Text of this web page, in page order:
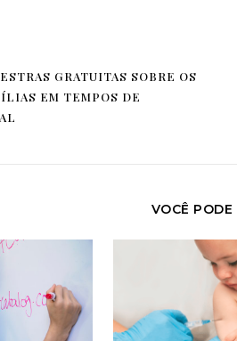
GRATUITAS SOBRE OS
EM TEMPOS DE
VOCÊ PODE